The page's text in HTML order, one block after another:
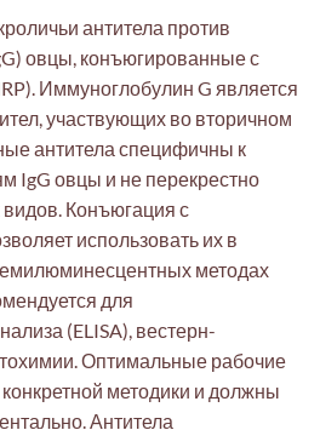
антитела против
овцы, конъюгированные с
Иммуноглобулин G является
участвующих во вторичном
антитела специфичны к
IgG овцы и не перекрестно
видов. Конъюгация с
использовать их в
методах
для
(ELISA), вестерн-
Оптимальные рабочие
методики и должны
Антитела